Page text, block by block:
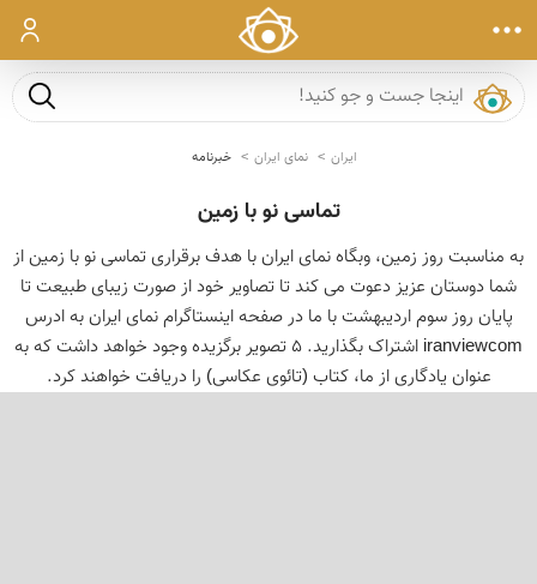
ورود
جست و
ایران نمای ایران خبرنامه
تماسی نو با زمین
به مناسبت روز زمین، وبگاه نمای ایران با هدف برقراری تماسی نو با زمین از
شما دوستان عزیز دعوت می کند تا تصاویر خود از صورت زیبای طبیعت تا
پایان روز سوم اردیبهشت با ما در صفحه اینستاگرام نمای ایران به ادرس
iranviewcom اشتراک بگذارید. ۵ تصویر برگزیده وجود خواهد داشت که به
عنوان یادگاری از ما، کتاب (تائوی عکاسی) را دریافت خواهند کرد.